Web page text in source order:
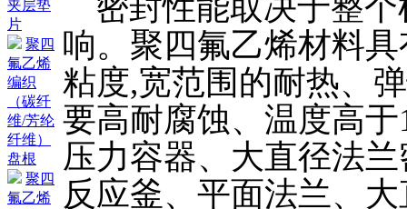
夹层垫
片
聚四
氟乙烯
编织
（碳纤
维/芳纶
纤维）
盘根
聚四
氟乙烯
密封性能取决于整个
响。聚四氟乙烯材料
粘度,宽范围的耐热、
要高耐腐蚀、温度高
压力容器、大直径法
反应釜、平面法兰、